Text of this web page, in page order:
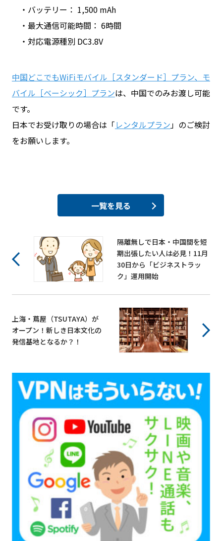
・バッテリー： 1,500 mAh
・最大通信可能時間： 6時間
・対応電源種別 DC3.8V
中国どこでもWiFiモバイル［スタンダード］プラン、モ
バイル［ベーシック］プランは、中国でのみお渡し可能
です。
日本でお受け取りの場合は「レンタルプラン」のご検討
をお願いします。
一覧を見る
隔離無しで日本・中国間を短
期出張したい人は必見！11月
30日から「ビジネストラッ
ク」運用開始
上海・蔦屋（TSUTAYA）が
オープン！新しき日本文化の
発信基地となるか？！